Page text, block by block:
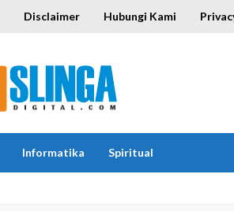
Disclaimer Hubungi Kami
Informatika Spiritual